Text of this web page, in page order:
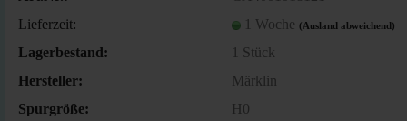
Lieferzeit:
1 Woche (Ausland abweichend)
Lagerbestand: 1 Stück
Hersteller:
Märklin
Spurgröße:
H0